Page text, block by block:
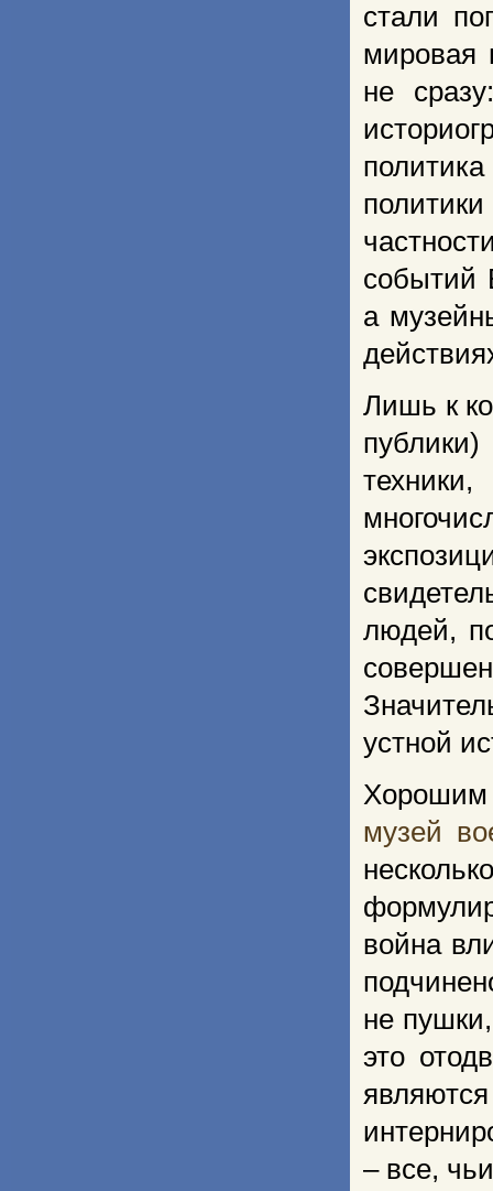
стали
мировая
не
событий
а
Лишь к
людей,
устной
музей
война
не
это
– все,